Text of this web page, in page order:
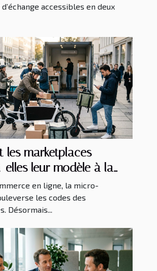
accessibles en deux
les marketplaces
leur modèle à la
?
en ligne, la micro-
les codes des
Désormais...